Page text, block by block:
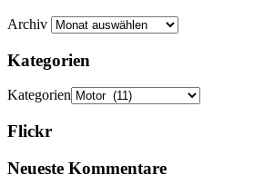
Archiv
Kategorien
Kategorien
Flickr
Neueste Kommentare